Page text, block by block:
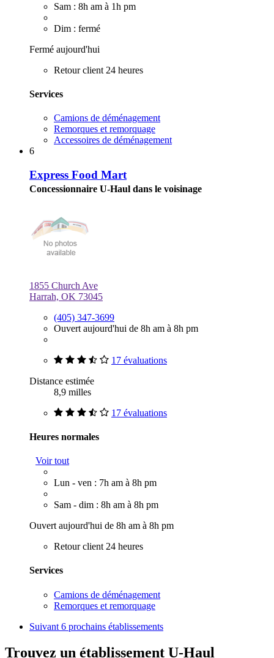
Sam : 8h am à 1h pm
Dim : fermé
Fermé aujourd'hui
Retour client 24 heures
Services
Camions de déménagement
Remorques et remorquage
Accessoires de déménagement
6
Express Food Mart
Concessionnaire U-Haul dans le voisinage
1855 Church Ave
Harrah, OK 73045
(405) 347-3699
Ouvert aujourd'hui de 8h am à 8h pm
17 évaluations
Distance estimée
8,9 milles
17 évaluations
Heures normales
Voir tout
Lun - ven : 7h am à 8h pm
Sam - dim : 8h am à 8h pm
Ouvert aujourd'hui de 8h am à 8h pm
Retour client 24 heures
Services
Camions de déménagement
Remorques et remorquage
Suivant 6 prochains établissements
Trouvez un établissement U-Haul